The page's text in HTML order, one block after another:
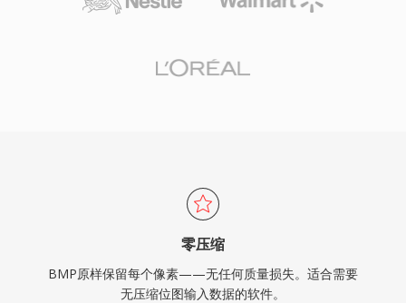
零压缩
BMP原样保留每个像素——无任何质量损失。适合需要
无压缩位图输入数据的软件。